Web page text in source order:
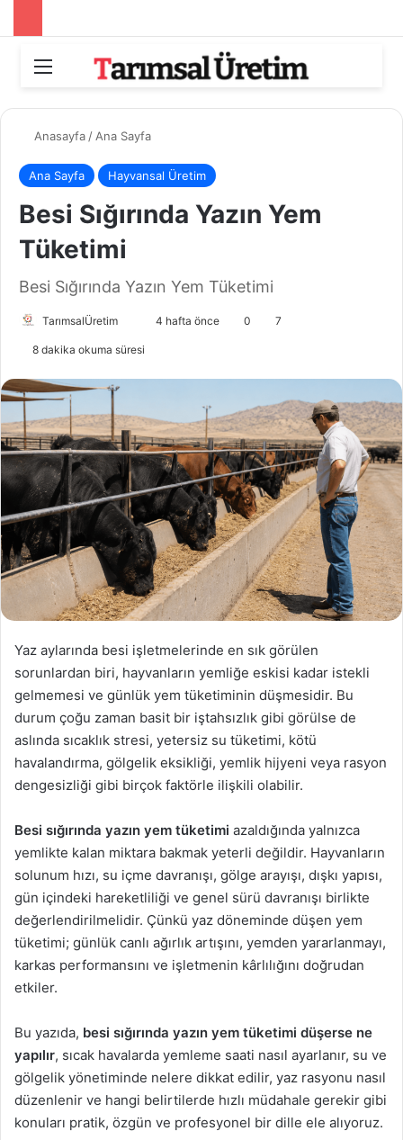
Anasayfa / Ana Sayfa
Ana Sayfa Hayvansal Üretim
Besi Sığırında Yazın Yem
Tüketimi
Besi Sığırında Yazın Yem Tüketimi
TarımsalÜretim
p
o
s
t
a
g
n
d
e
r
m
e
4 hafta önce 0 7
8 dakika okuma süresi
Yaz aylarında besi işletmelerinde en sık görülen
sorunlardan biri, hayvanların yemliğe eskisi kadar istekli
gelmemesi ve günlük yem tüketiminin düşmesidir. Bu
durum çoğu zaman basit bir iştahsızlık gibi görülse de
aslında sıcaklık stresi, yetersiz su tüketimi, kötü
havalandırma, gölgelik eksikliği, yemlik hijyeni veya rasyon
dengesizliği gibi birçok faktörle ilişkili olabilir.
Besi sığırında yazın yem tüketimi azaldığında yalnızca
yemlikte kalan miktara bakmak yeterli değildir. Hayvanların
solunum hızı, su içme davranışı, gölge arayışı, dışkı yapısı,
gün içindeki hareketliliği ve genel sürü davranışı birlikte
değerlendirilmelidir. Çünkü yaz döneminde düşen yem
tüketimi; günlük canlı ağırlık artışını, yemden yararlanmayı,
karkas performansını ve işletmenin kârlılığını doğrudan
etkiler.
Bu yazıda, besi sığırında yazın yem tüketimi düşerse ne
yapılır, sıcak havalarda yemleme saati nasıl ayarlanır, su ve
gölgelik yönetiminde nelere dikkat edilir, yaz rasyonu nasıl
düzenlenir ve hangi belirtilerde hızlı müdahale gerekir gibi
konuları pratik, özgün ve profesyonel bir dille ele alıyoruz.